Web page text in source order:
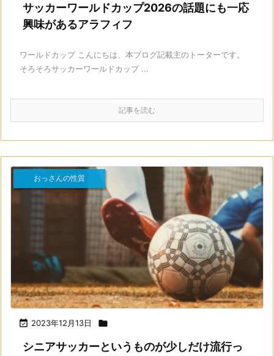
サッカーワールドカップ2026の話題にも一応
興味があるアラフィフ
ワールドカップ こんにちは、本ブログ記載主のトーターです。
そろそろサッカーワールドカップ ...
記事を読む
 2023年12月13日 
おっさんの性質
シニアサッカーというものが少しだけ流行っ